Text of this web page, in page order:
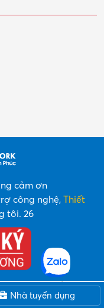
cảm ơn
công nghệ, Thiết
tôi. 26
Nhà tuyển dụng